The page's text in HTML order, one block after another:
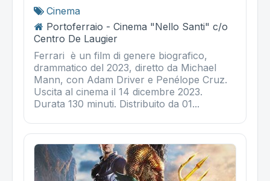
Cinema
Portoferraio - Cinema "Nello Santi" c/o
Centro De Laugier
Ferrari è un film di genere biografico,
drammatico del 2023, diretto da Michael
Mann, con Adam Driver e Penélope Cruz.
Uscita al cinema il 14 dicembre 2023.
Durata 130 minuti. Distribuito da 01...